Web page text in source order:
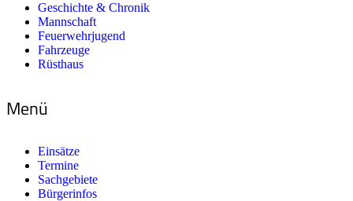
Geschichte & Chronik
Mannschaft
Feuerwehrjugend
Fahrzeuge
Rüsthaus
Menü
Einsätze
Termine
Sachgebiete
Bürgerinfos